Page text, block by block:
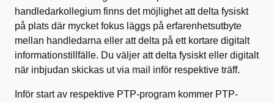
handledarkollegium finns det möjlighet att delta fysiskt
på plats där mycket fokus läggs på erfarenhetsutbyte
mellan handledarna eller att delta på ett kortare digitalt
informationstillfälle. Du väljer att delta fysiskt eller digitalt
när inbjudan skickas ut via mail inför respektive träff.
Inför start av respektive PTP-program kommer PTP-